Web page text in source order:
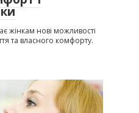
жінкам нові можливості
та власного комфорту.